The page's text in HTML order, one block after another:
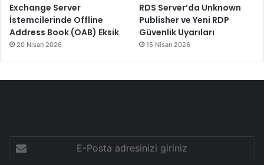
Exchange Server
İstemcilerinde Offline
Address Book (OAB) Eksik
20 Nisan 2026
RDS Server’da Unknown
Publisher ve Yeni RDP
Güvenlik Uyarıları
15 Nisan 2026
Posta